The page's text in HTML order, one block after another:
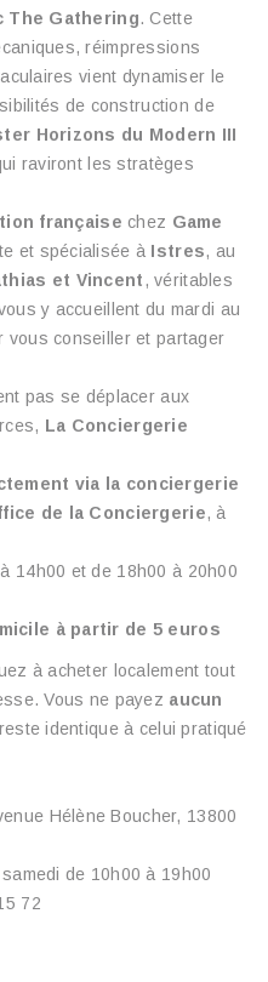
The Gathering. Cette
réimpressions
vient dynamiser le
de construction de
Horizons du Modern III
raviront les stratèges
française chez Game
et spécialisée à Istres, au
et Vincent, véritables
y accueillent du mardi au
vous conseiller et partager
pas se déplacer aux
La Conciergerie
via la conciergerie
de la Conciergerie, à
14h00 et de 18h00 à 20h00
à partir de 5 euros
à acheter localement tout
Vous ne payez aucun
identique à celui pratiqué
Hélène Boucher, 13800
de 10h00 à 19h00
72